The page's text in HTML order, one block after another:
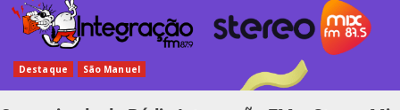
Destaque São Manuel